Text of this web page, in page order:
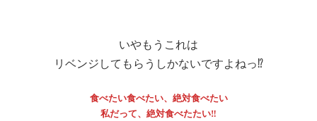
いやもうこれは
リベンジしてもらうしかないですよねっ⁉
食べたい食べたい、絶対食べたい
私だって、絶対食べたたい‼